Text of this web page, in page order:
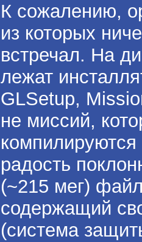
К сожалению,
из которых
встречал. На
лежат
GLSetup,
не миссий,
радость
(~215 мег)
содержащий
(система